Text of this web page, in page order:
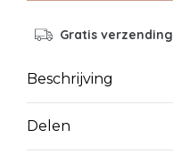
Gratis verzending
Beschrijving
Delen